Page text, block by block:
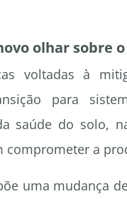
olhar sobre
voltadas à
para
saúde do solo,
a
uma mudança